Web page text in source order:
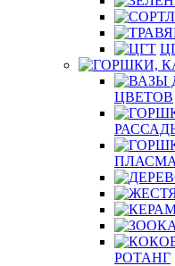
ЦВЕТОВ
РОТАНГ